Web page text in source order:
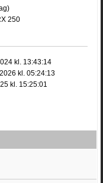
250
kl. 13:43:14
kl. 05:24:13
kl. 15:25:01